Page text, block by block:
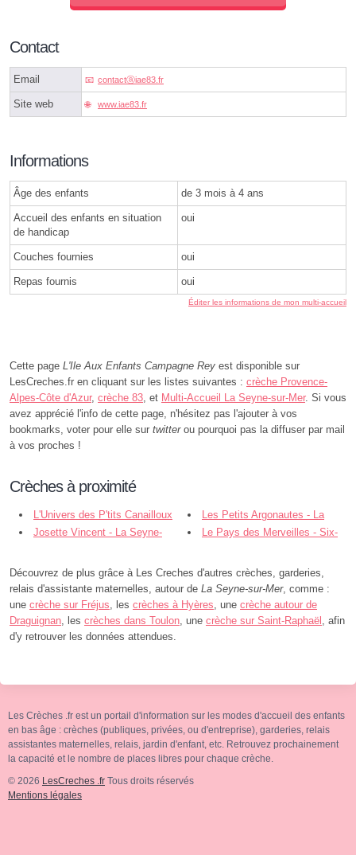
Contact
Email contactⓐiae83.fr
Site web www.iae83.fr
Informations
Âge des enfants de 3 mois à 4 ans
Accueil des enfants en situation
de handicap
oui
Couches fournies oui
Repas fournis oui
Éditer les informations de mon multi-accueil
Cette page L'Ile Aux Enfants Campagne Rey est disponible sur
LesCreches.fr en cliquant sur les listes suivantes : crèche Provence-
Alpes-Côte d'Azur, crèche 83, et Multi-Accueil La Seyne-sur-Mer. Si vous
avez apprécié l'info de cette page, n'hésitez pas l'ajouter à vos
bookmarks, voter pour elle sur twitterou pourquoi pas la diffuser par mail
à vos proches !
Crèches à proximité
L'Univers des P'tits Canailloux
- La Seyne-sur-Mer
Les Petits Argonautes - La
Seyne-sur-Mer
Josette Vincent - La Seyne-
Le Pays des Merveilles - Six-
Découvrez de plus grâce à Les Creches d'autres crèches, garderies,
relais d'assistante maternelles, autour de La Seyne-sur-Mer, comme :
une crèche sur Fréjus, les crèches à Hyères, une crèche autour de
Draguignan, les crèches dans Toulon, une crèche sur Saint-Raphaël , afin
d'y retrouver les données attendues.
Les Crèches .fr est un portail d'information sur les modes d'accueil des enfants
en bas âge : crèches (publiques, privées, ou d'entreprise), garderies, relais
assistantes maternelles, relais, jardin d'enfant, etc. Retrouvez prochainement
la capacité et le nombre de places libres pour chaque crèche.
© 2026 LesCreches .fr Tous droits réservés
Mentions légales